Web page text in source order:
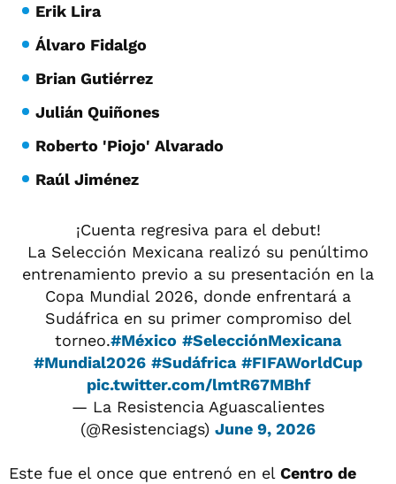
Erik Lira
Álvaro Fidalgo
Brian Gutiérrez
Julián Quiñones
Roberto 'Piojo' Alvarado
Raúl Jiménez
¡Cuenta regresiva para el debut!
La Selección Mexicana realizó su penúltimo
entrenamiento previo a su presentación en la
Copa Mundial 2026, donde enfrentará a
Sudáfrica en su primer compromiso del
torneo.#México #SelecciónMexicana
#Mundial2026 #Sudáfrica #FIFAWorldCup
pic.twitter.com/lmtR67MBhf
— La Resistencia Aguascalientes
(@Resistenciags) June 9, 2026
Este fue el once que entrenó en el Centro de